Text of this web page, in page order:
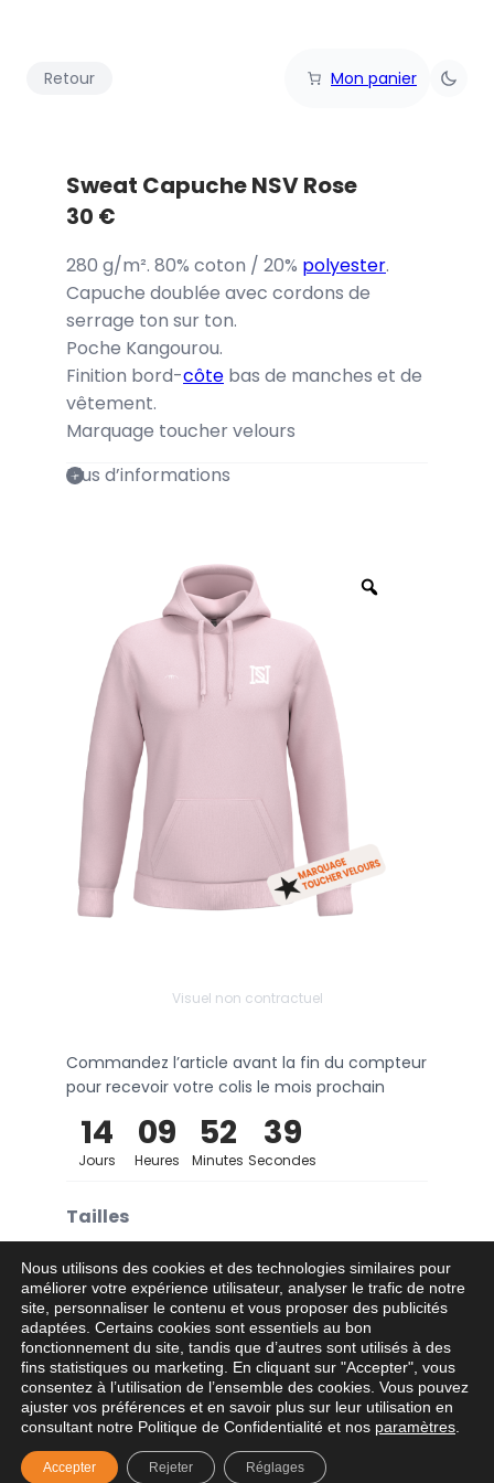
Retour Mon panier
Sweat Capuche NSV Rose
30 €
280 g/m². 80% coton / 20% polyester.
Capuche doublée avec cordons de
serrage ton sur ton.
Poche Kangourou.
Finition bord-côte bas de manches et de
vêtement.
Marquage toucher velours
Plus d’informations
Visuel non contractuel
Commandez l’article avant la fin du compteur
pour recevoir votre colis le mois prochain
14
Jours
09
Heures
52
Minutes
39
Secondes
Tailles
XS S M L XL
2XL
3XL
4XL
− + Ajouter au panier
Nous utilisons des cookies et des technologies similaires pour
améliorer votre expérience utilisateur, analyser le trafic de notre
site, personnaliser le contenu et vous proposer des publicités
adaptées. Certains cookies sont essentiels au bon
fonctionnement du site, tandis que d’autres sont utilisés à des
fins statistiques ou marketing. En cliquant sur "Accepter", vous
consentez à l’utilisation de l’ensemble des cookies. Vous pouvez
ajuster vos préférences et en savoir plus sur leur utilisation en
consultant notre Politique de Confidentialité et nos paramètres
Accepter Rejeter Réglages